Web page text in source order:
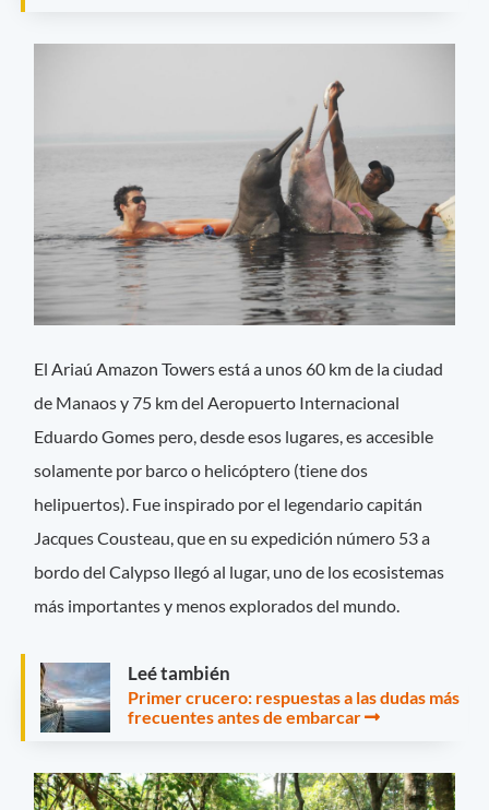
El Ariaú Amazon Towers está a unos 60 km de la ciudad
de Manaos y 75 km del Aeropuerto Internacional
Eduardo Gomes pero, desde esos lugares, es accesible
solamente por barco o helicóptero (tiene dos
helipuertos). Fue inspirado por el legendario capitán
Jacques Cousteau, que en su expedición número 53 a
bordo del Calypso llegó al lugar, uno de los ecosistemas
más importantes y menos explorados del mundo.
Leé también
Primer crucero: respuestas a las dudas más
frecuentes antes de embarcar